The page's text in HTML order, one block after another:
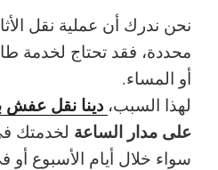
نحن ندرك أن عملية نقل
محددة، فقد تحتاج لخدمة
أو المساء.
لهذا السبب، دينا نقل عفش
على مدار الساعة لخدمتك
سواء خلال أيام الأسبوع